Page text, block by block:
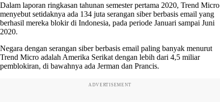
Dalam laporan ringkasan tahunan semester pertama 2020, Trend Micro
menyebut setidaknya ada 134 juta serangan siber berbasis email yang
berhasil mereka blokir di Indonesia, pada periode Januari sampai Juni
2020.
Negara dengan serangan siber berbasis email paling banyak menurut
Trend Micro adalah Amerika Serikat dengan lebih dari 4,5 miliar
pemblokiran, di bawahnya ada Jerman dan Prancis.
ADVERTISEMENT